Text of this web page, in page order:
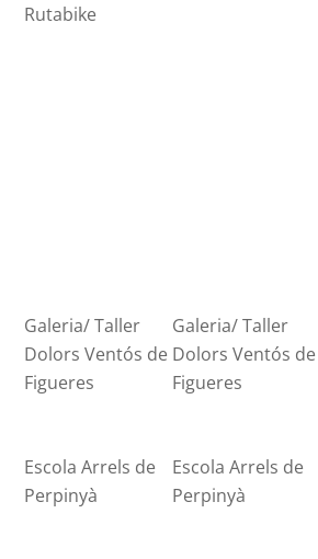
Rutabike
Galeria/ Taller
Dolors Ventós de
Figueres
Galeria/ Taller
Dolors Ventós de
Figueres
Escola Arrels de
Perpinyà
Escola Arrels de
Perpinyà